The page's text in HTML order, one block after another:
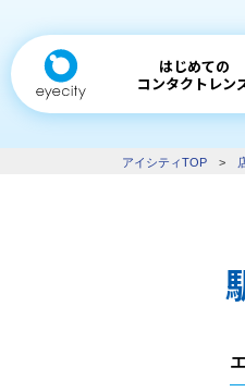
はじめての
コンタクトレン
アイシティTOP >